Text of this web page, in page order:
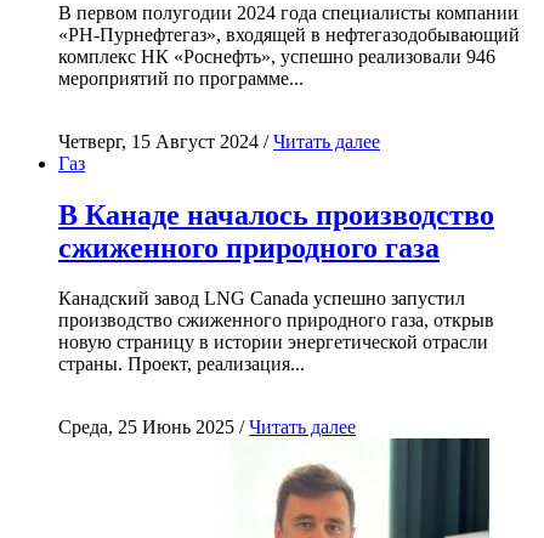
В первом полугодии 2024 года специалисты компании
«РН-Пурнефтегаз», входящей в нефтегазодобывающий
комплекс НК «Роснефть», успешно реализовали 946
мероприятий по программе...
Четверг, 15 Август 2024 /Читать далее
Газ
В Канаде началось производство
сжиженного природного газа
Канадский завод LNG Canada успешно запустил
производство сжиженного природного газа, открыв
новую страницу в истории энергетической отрасли
страны. Проект, реализация...
Среда, 25 Июнь 2025 /Читать далее